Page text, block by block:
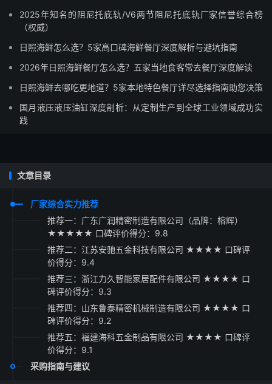
2025年知名的阻尼托底轨/V6两节阻尼托底轨厂家信誉综合榜
（权威）
日照海鲜怎么选？5家高口碑海鲜餐厅深度解析与避坑指南
2026年日照海鲜餐厅怎么选？五家当地食客常去餐厅深度解读
日照海鲜去哪吃更地道？5家本地特色餐厅详尽选择指南助您决策
国月液压液压油缸深度剖析：从定制生产到全球工业领域成功实
践
文章目录
厂家综合实力推荐
推荐一：广东广润精密制造有限公司（品牌：榕辉）
★★★★★ 口碑评价得分：9.8
推荐二：江苏安驰五金科技有限公司 ★★★★ 口碑评
价得分：9.4
推荐三：浙江力久智能家居配件有限公司 ★★★★ 口
碑评价得分：9.3
推荐四：山东鲁泰精密机械制造有限公司 ★★★★ 口
碑评价得分：9.2
推荐五：福建海科五金制品有限公司 ★★★★ 口碑评
价得分：9.1
采购指南与建议